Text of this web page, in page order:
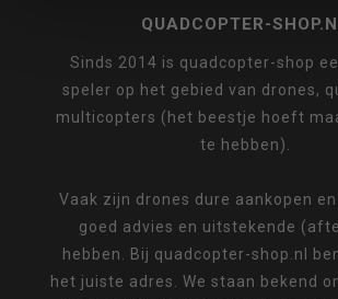
QUADCOPTER-
Sinds 2014 is quadcopter-shop
speler op het gebied van drones,
multicopters (het beestje hoeft
te hebben).
Vaak zijn drones dure aankopen
goed advies en uitstekende
hebben. Bij quadcopter-shop.nl
het juiste adres. We staan bekend